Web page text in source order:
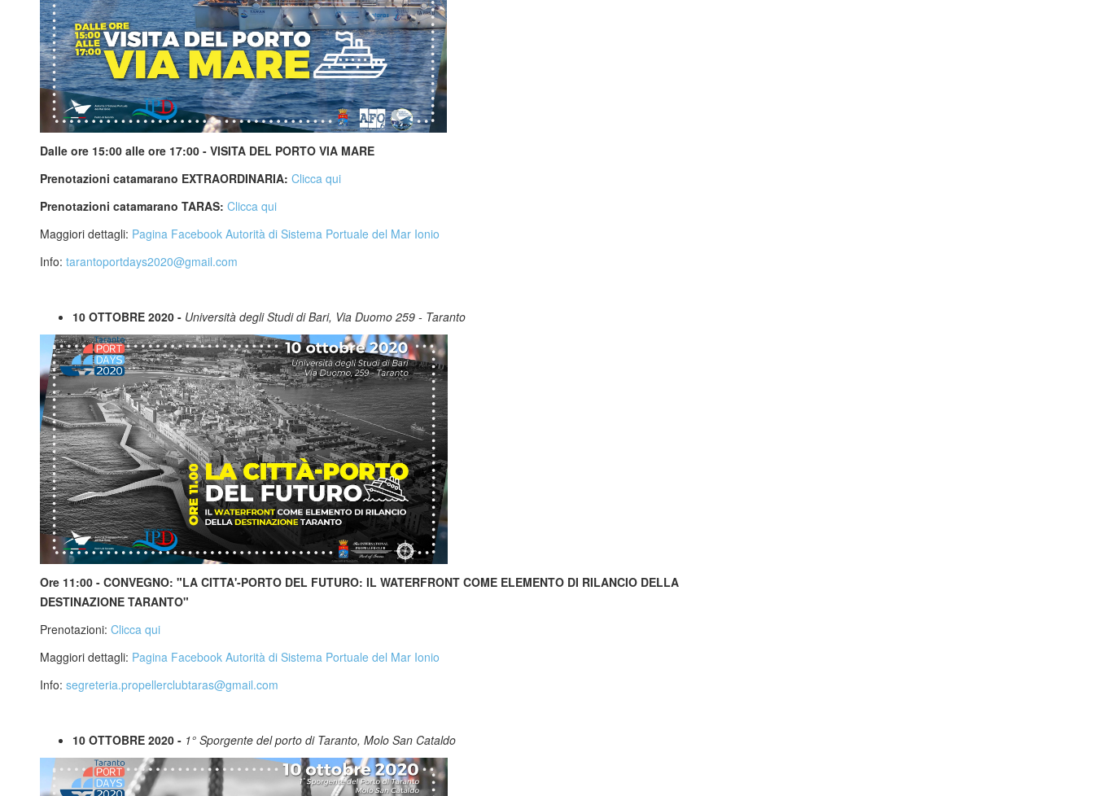
Dalle ore 15:00 alle ore 17:00 - VISITA DEL PORTO VIA MARE
Prenotazioni catamarano EXTRAORDINARIA: Clicca qui
Prenotazioni catamarano TARAS: Clicca qui
Maggiori dettagli: Pagina Facebook Autorità di Sistema Portuale del Mar Ionio
Info: tarantoportdays2020@gmail.com
10 OTTOBRE 2020 - Università degli Studi di Bari, Via Duomo 259 - Taranto
Ore 11:00 - CONVEGNO: "LA CITTA'-PORTO DEL FUTURO: IL WATERFRONT COME ELEMENTO DI RILANCIO DELLA
DESTINAZIONE TARANTO"
Prenotazioni: Clicca qui
Maggiori dettagli: Pagina Facebook Autorità di Sistema Portuale del Mar Ionio
Info: segreteria.propellerclubtaras@gmail.com
10 OTTOBRE 2020 - 1° Sporgente del porto di Taranto, Molo San Cataldo